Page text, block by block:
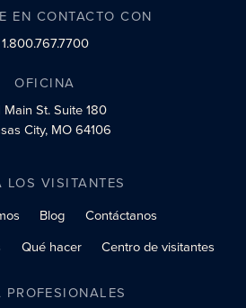
EN CONTACTO CON
1.800.767.7700
OFICINA
Main St.Suite 180
City, MO 64106
LOS VISITANTES
Blog
Contáctanos
Qué hacer Centro de visitantes
PROFESIONALES